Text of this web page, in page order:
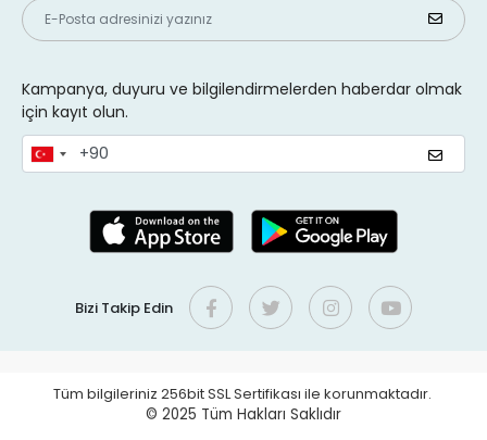
Kampanya, duyuru ve bilgilendirmelerden haberdar olmak
için kayıt olun.
Bizi Takip Edin
Tüm bilgileriniz 256bit SSL Sertifikası ile korunmaktadır.
© 2025 Tüm Hakları Saklıdır